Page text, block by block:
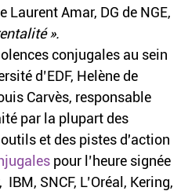
Amar, DG de NGE,
».
conjugales au sein
d’EDF, Helène de
Carvès, responsable
par la plupart des
et des pistes d'action
pour l’heure signée
SNCF, L’Oréal, Kering,